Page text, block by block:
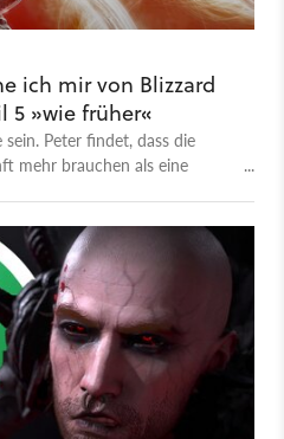
ich mir von Blizzard
5 »wie früher«
Peter findet, dass die
mehr brauchen als eine